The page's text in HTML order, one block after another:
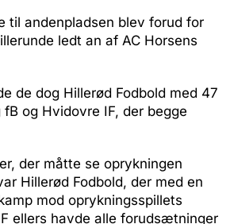
til andenpladsen blev forud for
ledt an af AC Horsens
de dog Hillerød Fodbold med 47
og Hvidovre IF, der begge
der måtte se oprykningen
Hillerød Fodbold, der med en
mod oprykningsspillets
ellers havde alle forudsætninger